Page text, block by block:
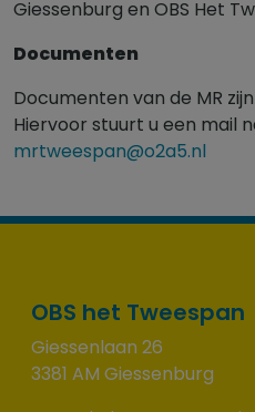
Giessenburg en OBS Het
Documenten
Documenten van de MR
Hiervoor stuurt u een mail
mrtweespan@o2a5.nl
OBS het Tweespan
Giessenlaan 26
3381 AM Giessenburg